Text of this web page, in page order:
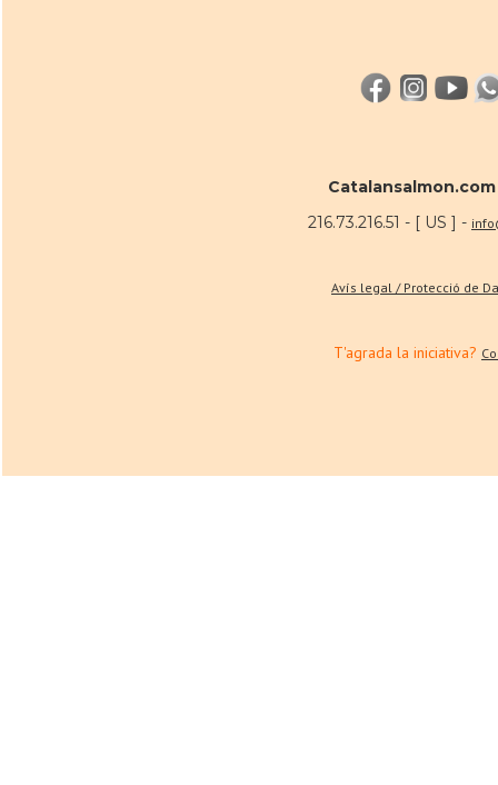
Catalansalmon.com
216.73.216.51 - [ US ] -
Avís legal / Protecció de
T'agrada la iniciativa?